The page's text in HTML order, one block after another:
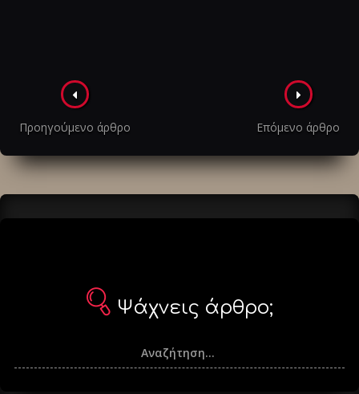
Πλοήγηση
στα
άρθρα
Προηγούμενο άρθρο Επόμενο άρθρο
Ψάχνεις άρθρο;